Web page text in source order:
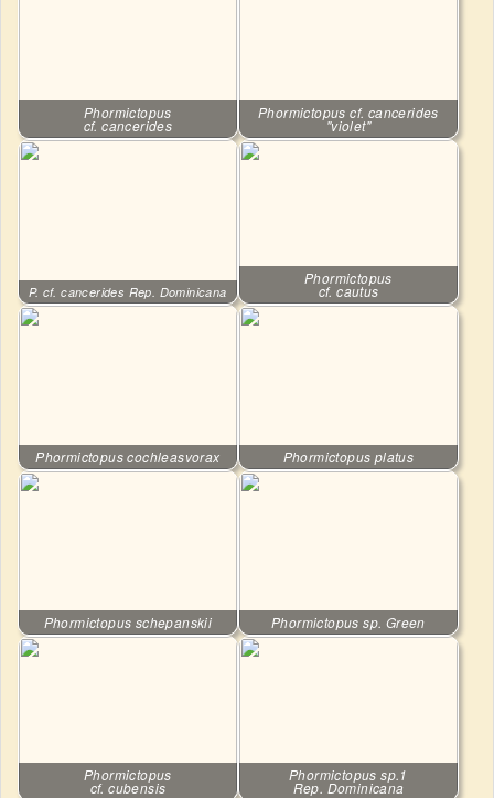
Phormictopus
cf. cancerides
Phormictopus cf. cancerides
"violet"
P. cf. cancerides Rep. Dominicana
Phormictopus
cf. cautus
Phormictopus cochleasvorax Phormictopus platus
Phormictopus schepanskii Phormictopus sp. Green
Phormictopus
cf. cubensis
Phormictopus sp.1
Rep. Dominicana